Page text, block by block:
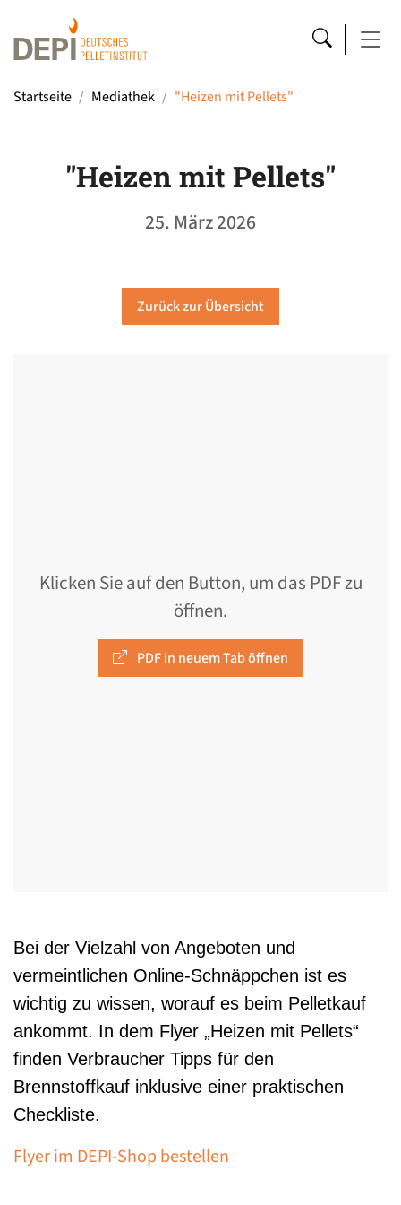
Startseite Mediathek "Heizen mit Pellets"
"Heizen mit Pellets"
25. März 2026
Zurück zur Übersicht
Klicken Sie auf den Button, um das PDF zu
öffnen.
PDF in neuem Tab öffnen
Bei der Vielzahl von Angeboten und
vermeintlichen Online-Schnäppchen ist es
wichtig zu wissen, worauf es beim Pelletkauf
ankommt. In dem Flyer „Heizen mit Pellets“
finden Verbraucher Tipps für den
Brennstoffkauf inklusive einer praktischen
Checkliste.
Flyer im DEPI-Shop bestellen